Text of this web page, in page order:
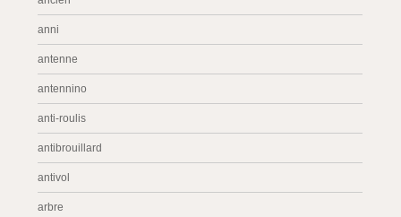
anni
antenne
antennino
anti-roulis
antibrouillard
antivol
arbre